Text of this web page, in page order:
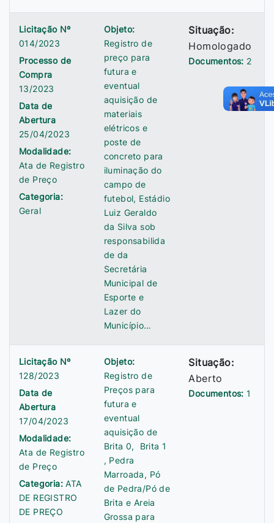
Licitação Nº
014/2023
Processo de
Compra
13/2023
Data de
Abertura
25/04/2023
Modalidade:
Ata de Registro
de Preço
Categoria:
Geral
Objeto:
Registro de
preço para
futura e
eventual
aquisição de
materiais
elétricos e
poste de
concreto para
iluminação do
campo de
futebol, Estádio
Luiz Geraldo
da Silva sob
responsabilida
de da
Secretária
Municipal de
Esporte e
Lazer do
Município…
Situação:
Homologado
Documentos: 2
Licitação Nº
128/2023
Data de
Abertura
17/04/2023
Modalidade:
Ata de Registro
de Preço
Categoria:ATA
DE REGISTRO
DE PREÇO
Objeto:
Registro de
Preços para
futura e
eventual
aquisição de
Brita 0, Brita 1
, Pedra
Marroada, Pó
de Pedra/Pó de
Brita e Areia
Grossa para
Situação:
Aberto
Documentos:1